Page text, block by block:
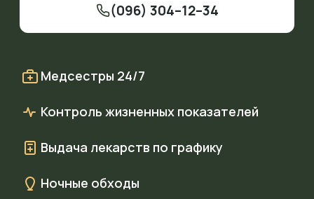
(096) 304–12–34
Медсестры 24/7
Контроль жизненных показателей
Выдача лекарств по графику
Ночные обходы